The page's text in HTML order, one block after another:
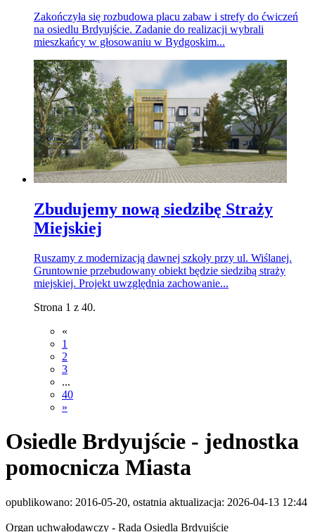
Zakończyła się rozbudowa placu zabaw i strefy do ćwiczeń
na osiedlu Brdyujście. Zadanie do realizacji wybrali
mieszkańcy w głosowaniu w Bydgoskim...
Zbudujemy nową siedzibę Straży
Miejskiej
Ruszamy z modernizacją dawnej szkoły przy ul. Wiślanej.
Gruntownie przebudowany obiekt będzie siedzibą straży
miejskiej. Projekt uwzględnia zachowanie...
Strona 1 z 40.
«
1
2
3
...
40
»
Osiedle Brdyujście - jednostka
pomocnicza Miasta
opublikowano: 2016-05-20, ostatnia aktualizacja: 2026-04-13 12:44
Organ uchwałodawczy - Rada Osiedla Brdyujście